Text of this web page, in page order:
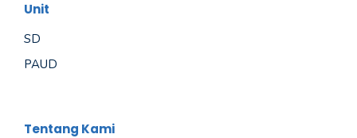
Unit
SD
PAUD
Tentang Kami